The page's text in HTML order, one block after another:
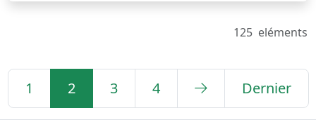
125 eléments
1 2 3 4 Dernier